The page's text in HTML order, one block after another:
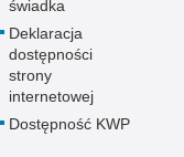
świadka
Deklaracja
dostępności
strony
internetowej
Dostępność KWP